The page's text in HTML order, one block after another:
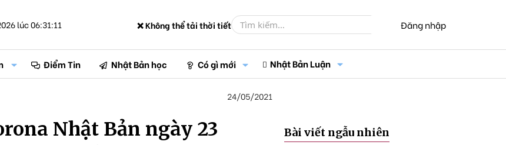
lúc 06:31:11 ❌ Không thể tải thời tiết Đăng nhập
Điểm Tin Nhật Bản học Có gì mới Nhật Bản Luận
24/05/2021
Nhật Bản ngày 23
Bài viết ngẫu nhiên